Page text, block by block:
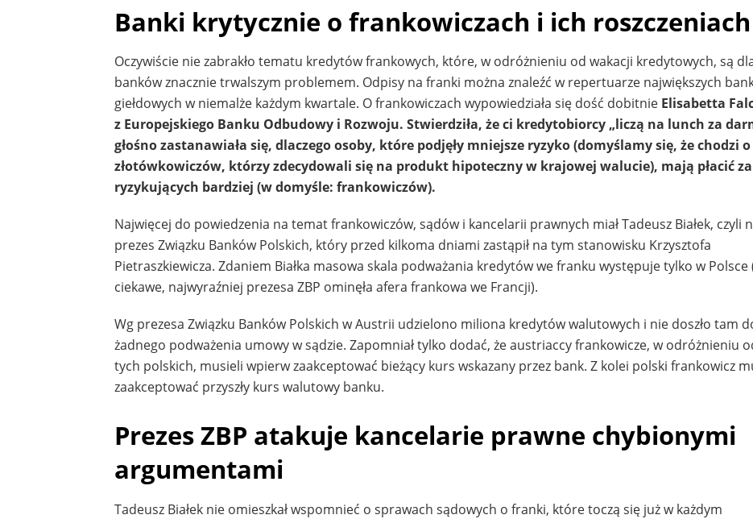
Banki krytycznie o frankowiczach i ich roszczeniach
Oczywiście nie zabrakło tematu kredytów frankowych, które, w odróżnieniu od wakacji kredytowych, są
banków znacznie trwalszym problemem. Odpisy na franki można znaleźć w repertuarze największych
giełdowych w niemalże każdym kwartale. O frankowiczach wypowiedziała się dość dobitnie Elisabetta
z Europejskiego Banku Odbudowy i Rozwoju. Stwierdziła, że ci kredytobiorcy „liczą na lunch za
głośno zastanawiała się, dlaczego osoby, które podjęły mniejsze ryzyko (domyślamy się, że chodzi o
złotówkowiczów, którzy zdecydowali się na produkt hipoteczny w krajowej walucie), mają płacić za
ryzykujących bardziej (w domyśle: frankowiczów).
Najwięcej do powiedzenia na temat frankowiczów, sądów i kancelarii prawnych miał Tadeusz Białek, czyli
prezes Związku Banków Polskich, który przed kilkoma dniami zastąpił na tym stanowisku Krzysztofa
Pietraszkiewicza. Zdaniem Białka masowa skala podważania kredytów we franku występuje tylko w Polsce
ciekawe, najwyraźniej prezesa ZBP ominęła afera frankowa we Francji).
Wg prezesa Związku Banków Polskich w Austrii udzielono miliona kredytów walutowych i nie doszło tam
żadnego podważenia umowy w sądzie. Zapomniał tylko dodać, że austriaccy frankowicze, w odróżnieniu
tych polskich, musieli wpierw zaakceptować bieżący kurs wskazany przez bank. Z kolei polski frankowicz
zaakceptować przyszły kurs walutowy banku.
Prezes ZBP atakuje kancelarie prawne chybionymi
argumentami
Tadeusz Białek nie omieszkał wspomnieć o sprawach sądowych o franki, które toczą się już w każdym